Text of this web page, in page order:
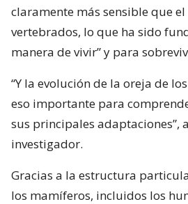
claramente más sensible que
vertebrados, lo que ha sido
manera de vivir” y para
“Y la evolución de la oreja de
eso importante para
sus principales adaptaciones”,
investigador.
Gracias a la estructura
los mamíferos, incluidos los